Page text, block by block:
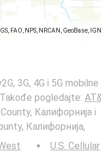
FAO, NPS, NRCAN, GeoBase,
3G, 4G i 5G mobilne
pogledajte:
Калифорнија i
Калифорнија,
U.S. Cellular